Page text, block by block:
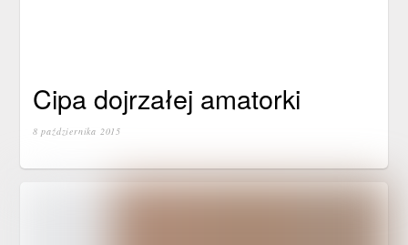
Cipa dojrzałej amatorki
8 października 2015